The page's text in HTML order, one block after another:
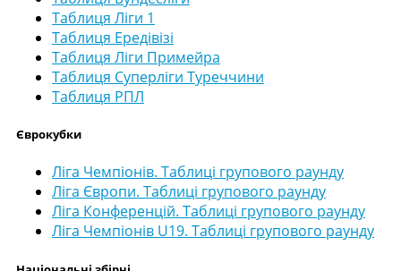
Таблиця Ліги 1
Таблиця Ередівізі
Таблиця Ліги Примейра
Таблиця Суперліги Туреччини
Таблиця РПЛ
Єврокубки
Ліга Чемпіонів. Таблиці групового раунду
Ліга Європи. Таблиці групового раунду
Ліга Конференцій. Таблиці групового раунду
Ліга Чемпіонів U19. Таблиці групового раунду